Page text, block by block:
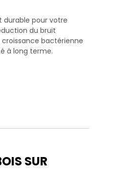
durable pour votre
du bruit
croissance bactérienne
à long terme.
SUR